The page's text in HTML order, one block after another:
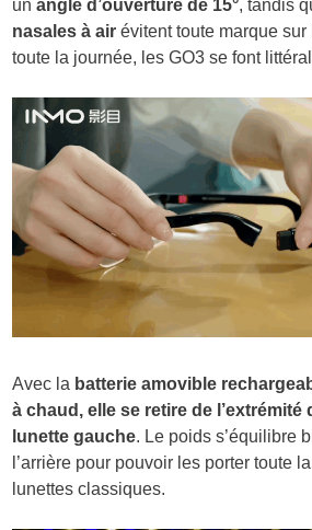
unangle d’ouverture de 15°, tandis
nasales à air évitent toute marque
toute la journée, les GO3 se font
Avec la batterie amovible
à chaud, elle se retire de l’extrémité
lunette gauche. Le poids s’équilibre
l’arrière pour pouvoir les porter toute
lunettes classiques.